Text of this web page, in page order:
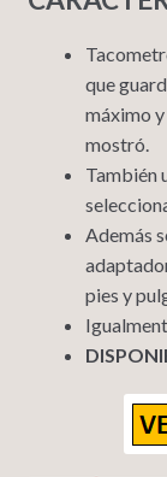
que
máximo
mostró.
También
Además
pies y